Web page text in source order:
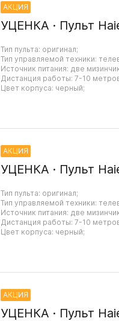
АКЦИЯ
УЦЕНКА · Пульт
Тип пульта: оригинал;
Тип управляемой техники:
Источник питания: две
Дистанция работы: 7-10
Цвет корпуса: черный;
АКЦИЯ
УЦЕНКА · Пульт
Тип пульта: оригинал;
Тип управляемой техники:
Источник питания: две
Дистанция работы: 7-10
Цвет корпуса: черный;
АКЦИЯ
УЦЕНКА · Пульт